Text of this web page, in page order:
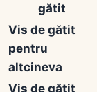
gătit
Vis de gătit
pentru
altcineva
Vis de gătit